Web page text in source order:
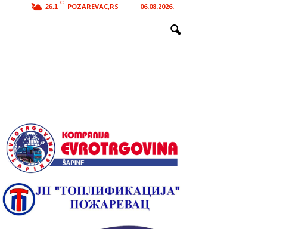
26.1
C POZAREVAC,RS 06.08.2026.